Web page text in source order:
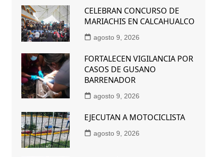
CELEBRAN CONCURSO DE
MARIACHIS EN CALCAHUALCO
agosto 9, 2026
FORTALECEN VIGILANCIA POR
CASOS DE GUSANO
BARRENADOR
agosto 9, 2026
EJECUTAN A MOTOCICLISTA
agosto 9, 2026